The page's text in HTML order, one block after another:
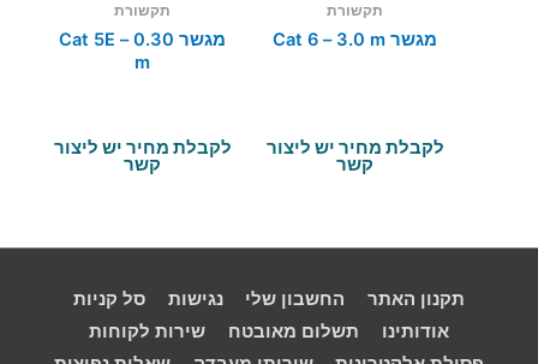
תקשורת
מגשר Cat 6 – 3.0 m
לקבלת מחיר יש ליצור
קשר
תקשורת
מגשר Cat 5E – 0.30
m
לקבלת מחיר יש ליצור
קשר
תקנון האתר החשבון שלי נגישות
סל קניות
אודותינו
תשלום מאובטח
שירות לקוחות